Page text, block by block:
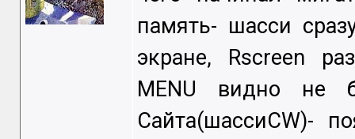
память- шасси
экране, Rscreen
MENU видно не
Сайта(шассиCW)-